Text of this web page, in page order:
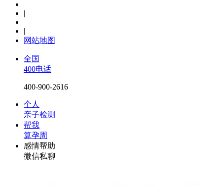
|
|
网站地图
全国
400电话
400-900-2616
个人
亲子检测
帮我
算孕周
感情帮助
微信私聊